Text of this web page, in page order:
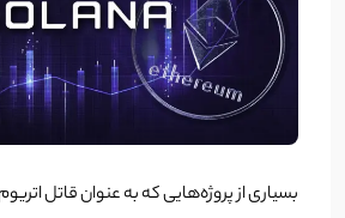
بسیاری از پروژه‌هایی که به عنوان قاتل